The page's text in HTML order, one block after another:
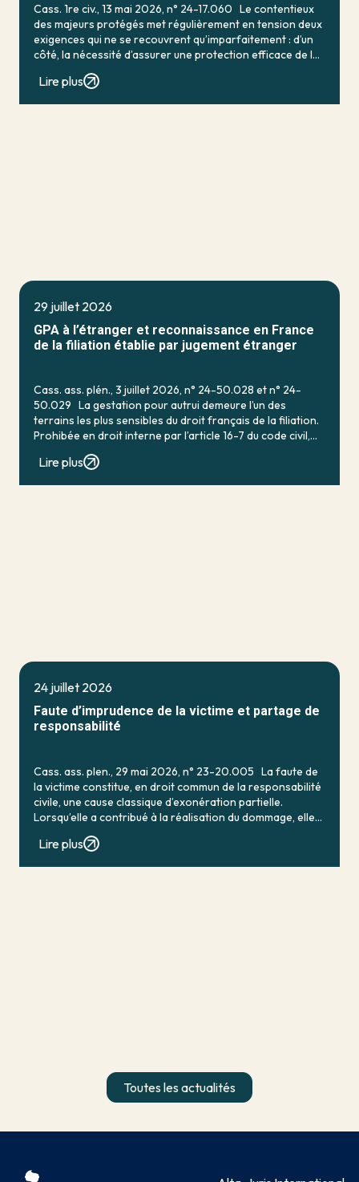
Cass. 1re civ., 13 mai 2026, n° 24-17.060 Le contentieux
des majeurs protégés met régulièrement en tension deux
exigences qui ne se recouvrent qu’imparfaitement : d’un
côté, la nécessité d’assurer une protection efficace de la
Lire plus
29 juillet 2026
GPA à l’étranger et reconnaissance en France
de la filiation établie par jugement étranger
Cass. ass. plén., 3 juillet 2026, n° 24-50.028 et n° 24-
50.029 La gestation pour autrui demeure l’un des
terrains les plus sensibles du droit français de la filiation.
Prohibée en droit interne par l’article 16-7 du code civil,
Lire plus
24 juillet 2026
Faute d’imprudence de la victime et partage de
responsabilité
Cass. ass. plen., 29 mai 2026, n° 23-20.005 La faute de
la victime constitue, en droit commun de la responsabilité
civile, une cause classique d’exonération partielle.
Lorsqu’elle a contribué à la réalisation du dommage, elle
conduit en principe à […]
Lire plus
Toutes les actualités